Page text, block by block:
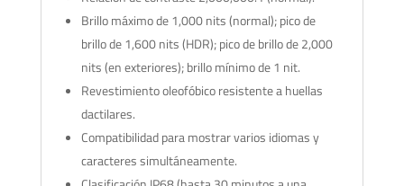
Brillo máximo de 1,000 nits (normal); pico de
brillo de 1,600 nits (HDR); pico de brillo de 2,000
nits (en exteriores); brillo mínimo de 1 nit.
Revestimiento oleofóbico resistente a huellas
dactilares.
Compatibilidad para mostrar varios idiomas y
caracteres simultáneamente.